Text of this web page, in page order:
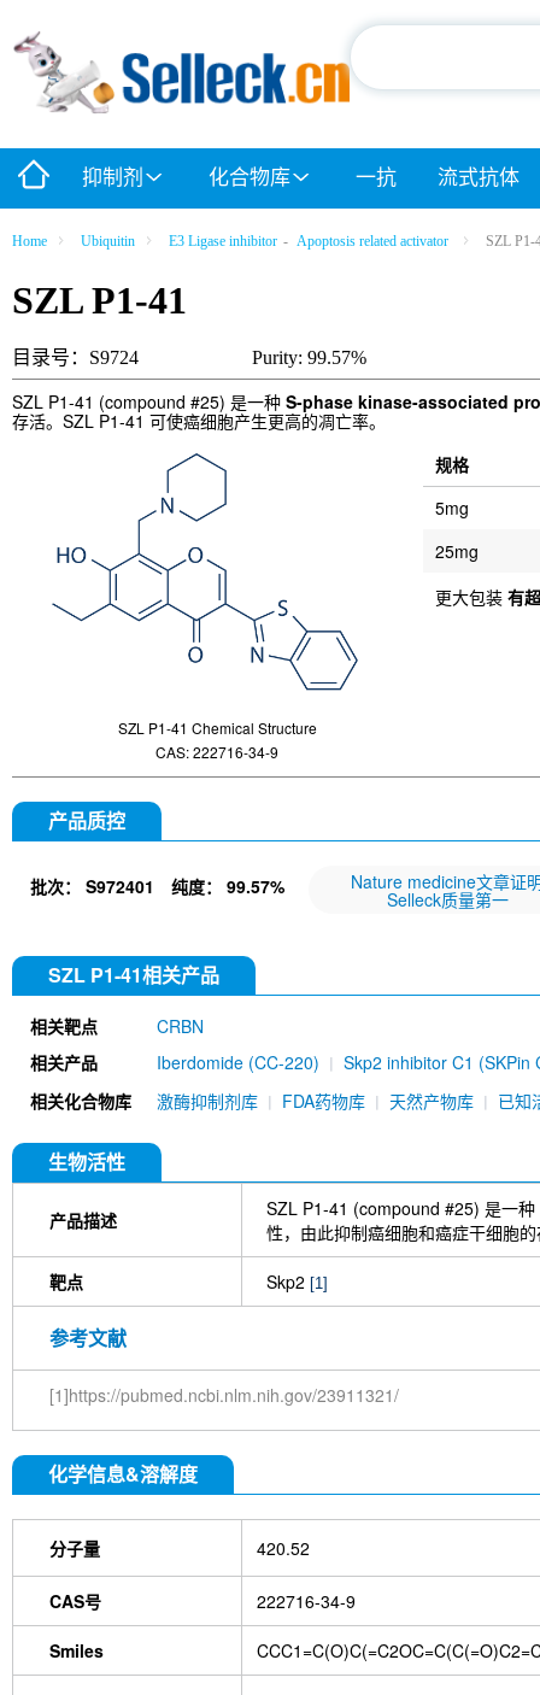
抑制剂 化合物库 一抗 流式抗体
Home Ubiquitin E3 Ligase inhibitor - Apoptosis related activator SZL P1-
SZL P1-41
目录号：S9724 Purity: 99.57%
SZL P1-41 (compound #25) 是一种 S-phase kinase-associated
存活。SZL P1-41 可使癌细胞产生更高的凋亡率。
SZL P1-41 Chemical Structure
CAS: 222716-34-9
规格
5mg
25mg
更大包装 有
产品质控
批次： S972401 纯度： 99.57% Nature medicine文章证
Selleck质量第一
SZL P1-41相关产品
相关靶点
CRBN
相关产品
Iberdomide (CC-220)
Skp2 inhibitor C1 (SKPin
(Lys119) Antibody (Rabbit mAb) [D14E15]
相关化合物库 激酶抑制剂库 FDA药物库 天然产物库 已知
生物活性
产品描述
SZL P1-41 (compound #25) 是一种
性，由此抑制癌细胞和癌症干细胞
靶点 Skp2 [1]
参考文献
[1]https://pubmed.ncbi.nlm.nih.gov/23911321/
化学信息&溶解度
分子量 420.52
CAS号 222716-34-9
Smiles